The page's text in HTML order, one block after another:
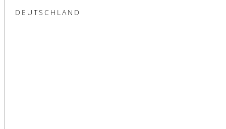
DEUTSCHLAND